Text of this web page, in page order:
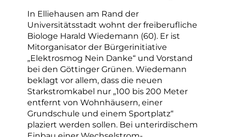
In Elliehausen am Rand der
Universitätsstadt wohnt der freiberufliche
Biologe Harald Wiedemann (60). Er ist
Mitorganisator der Bürgerinitiative
„Elektrosmog Nein Danke“ und Vorstand
bei den Göttinger Grünen. Wiedemann
beklagt vor allem, dass die neuen
Starkstromkabel nur „100 bis 200 Meter
entfernt von Wohnhäusern, einer
Grundschule und einem Sportplatz“
plaziert werden sollen. Bei unterirdischem